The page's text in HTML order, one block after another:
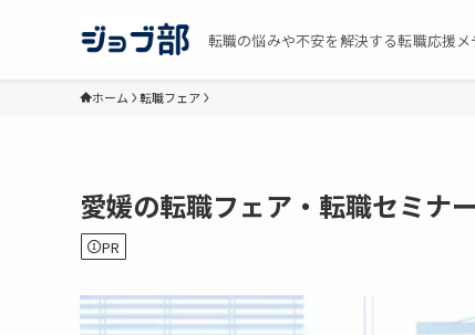
転職の悩みや不安を解決する転職応援メ
ホーム 転職フェア
愛媛の転職フェア・転職セミナ
PR